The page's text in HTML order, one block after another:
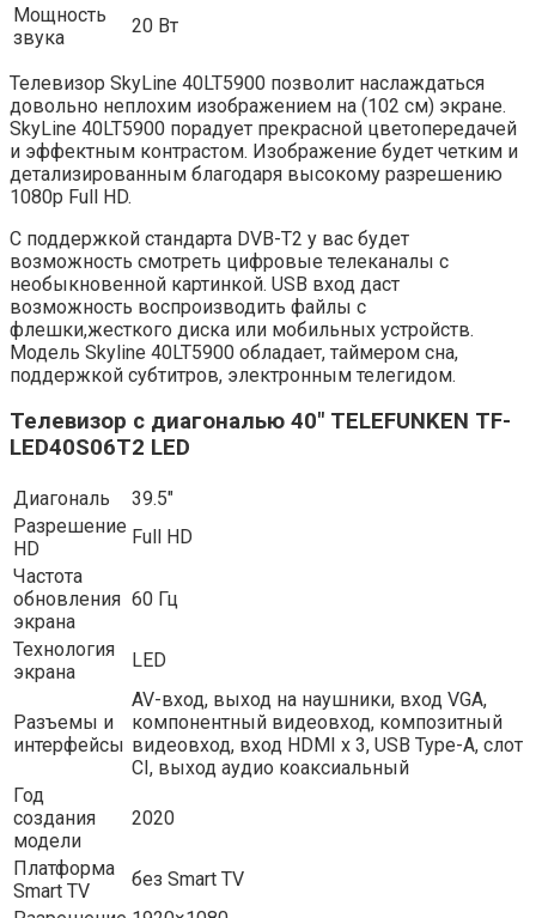
Мощность
звука
20 Вт
Телевизор SkyLine 40LT5900 позволит наслаждаться
довольно неплохим изображением на (102 см) экране.
SkyLine 40LT5900 порадует прекрасной цветопередачей
и эффектным контрастом. Изображение будет четким и
детализированным благодаря высокому разрешению
1080p Full HD.
С поддержкой стандарта DVB-T2 у вас будет
возможность смотреть цифровые телеканалы с
необыкновенной картинкой. USB вход даст
возможность воспроизводить файлы с
флешки,жесткого диска или мобильных устройств.
Модель Skyline 40LT5900 обладает, таймером сна,
поддержкой субтитров, электронным телегидом.
Телевизор с диагональю 40″ TELEFUNKEN TF-
LED40S06T2 LED
Диагональ
39.5″
Разрешение
HD
Full HD
Частота
обновления
экрана
60 Гц
Технология
экрана
LED
Разъемы и
интерфейсы
AV-вход, выход на наушники, вход VGA,
компонентный видеовход, композитный
видеовход, вход HDMI x 3, USB Type-A, слот
CI, выход аудио коаксиальный
Год
создания
модели
2020
Платформа
Smart TV
без Smart TV